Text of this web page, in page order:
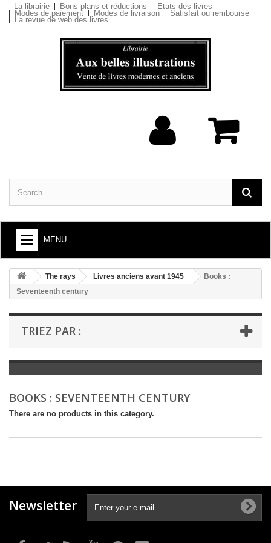
La librairie Bons plans et réductions Etats des livres
Modes de paiement Modes de livraison Satisfait ou remboursé
La revue de web des livres
MENU
+
BOOKS : ARTS AND SOCIETY
+
BOOKS : LITERATURE
+
BOOKS : YOUTH
LIVRES ANCIENS AVANT 1945
The rays Livres anciens avant 1945
Books :
Seventeenth century
TRIEZ PAR :
BOOKS : SEVENTEENTH CENTURY
There are no products in this category.
Newsletter